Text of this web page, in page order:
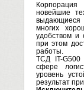
новейшие
выдающиеся
многих
удобством и
при этом
работы.
ТСД IT-G500
сфере
уровень
результат